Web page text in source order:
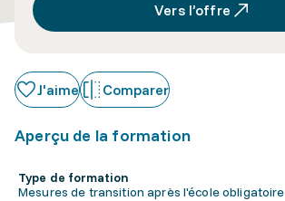
Vers l’offre
J'aime Comparer
Aperçu de la formation
Type de formation
Mesures de transition après l'école obligatoire